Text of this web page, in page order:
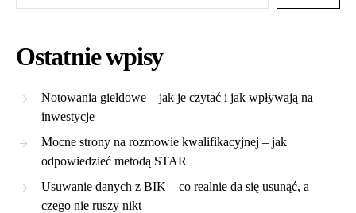
Ostatnie wpisy
Notowania giełdowe – jak je czytać i jak wpływają na
inwestycje
Mocne strony na rozmowie kwalifikacyjnej – jak
odpowiedzieć metodą STAR
Usuwanie danych z BIK – co realnie da się usunąć, a
czego nie ruszy nikt